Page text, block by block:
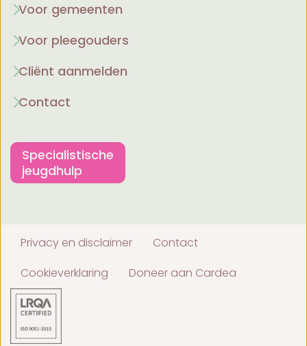
Voor gemeenten
Voor pleegouders
Cliënt aanmelden
Contact
Specialistische
jeugdhulp
Privacy en disclaimer
Contact
Cookieverklaring
Doneer aan Cardea